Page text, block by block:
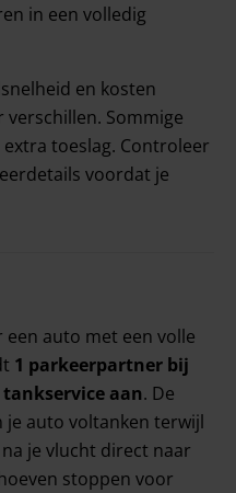
in een volledig
en kosten
Sommige
toeslag. Controleer
voordat je
auto met een volle
1 parkeerpartner bij
aan. De
je auto voltanken terwijl
je vlucht direct naar
stoppen voor